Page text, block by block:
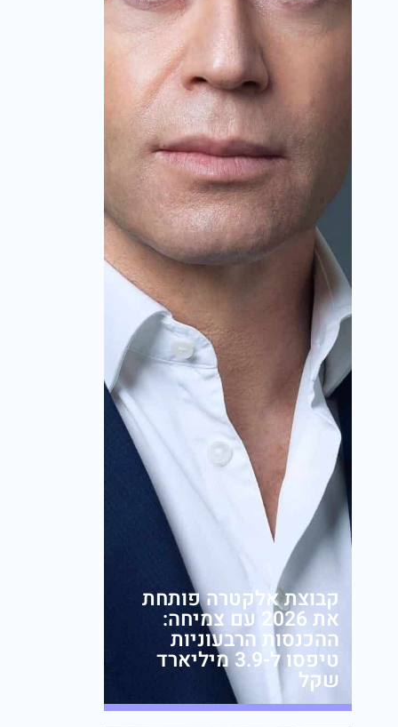
קבוצת אלקטרה פותחת
את 2026 עם צמיחה:
ההכנסות הרבעוניות
טיפסו ל-3.9 מיליארד
שקל